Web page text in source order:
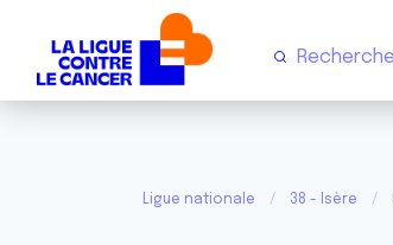
Ligue nationale 38 - Isère